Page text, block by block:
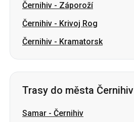
Černihiv - Záporoží
Černihiv - Krivoj Rog
Černihiv - Kramatorsk
Trasy do města Černihiv
Samar - Černihiv